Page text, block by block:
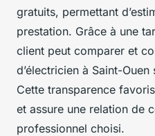
gratuits, permettant
prestation. Grâce à une
client peut comparer et
d’électricien à Saint-
Cette transparence
et assure une relation de
professionnel choisi.